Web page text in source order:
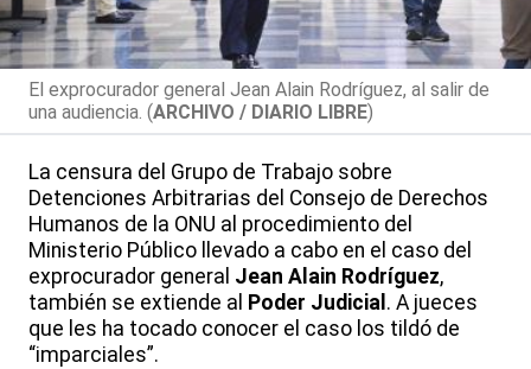
El exprocurador general Jean Alain Rodríguez, al salir de
una audiencia. (ARCHIVO / DIARIO LIBRE)
La censura del Grupo de Trabajo sobre
Detenciones Arbitrarias del Consejo de Derechos
Humanos de la ONU al procedimiento del
Ministerio Público llevado a cabo en el caso del
exprocurador general Jean Alain Rodríguez,
también se extiende al Poder Judicial . A jueces
que les ha tocado conocer el caso los tildó de
“imparciales”.